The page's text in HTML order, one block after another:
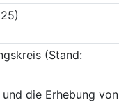
(Stand:
die Erhebung von